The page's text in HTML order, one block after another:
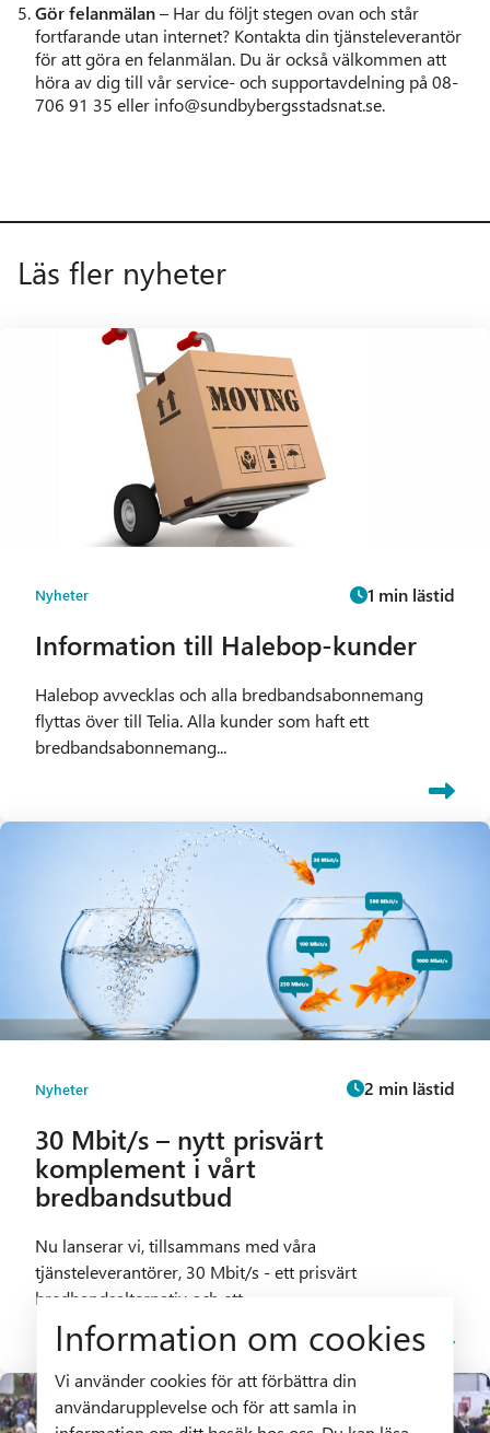
Gör felanmälan– Har du följt stegen ovan och står
fortfarande utan internet? Kontakta din tjänsteleverantör
för att göra en felanmälan. Du är också välkommen att
höra av dig till vår service- och supportavdelning på 08-
706 91 35 eller info@sundbybergsstadsnat.se.
Läs fler nyheter
Nyheter 1 min lästid
Information till Halebop-kunder
Halebop avvecklas och alla bredbandsabonnemang
flyttas över till Telia. Alla kunder som haft ett
bredbandsabonnemang...
Nyheter 2 min lästid
30 Mbit/s – nytt prisvärt
komplement i vårt
bredbandsutbud
Nu lanserar vi, tillsammans med våra
tjänsteleverantörer, 30 Mbit/s - ett prisvärt
bredbandsalternativ och ett...
Information om cookies
Vi använder cookies för att förbättra din
användarupplevelse och för att samla in